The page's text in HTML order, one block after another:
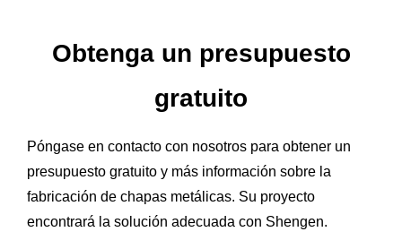
Obtenga un presupuesto
gratuito
Póngase en contacto con nosotros para obtener un
presupuesto gratuito y más información sobre la
fabricación de chapas metálicas. Su proyecto
encontrará la solución adecuada con Shengen.